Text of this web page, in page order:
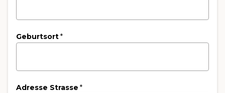
Geburtsort*
Adresse Strasse *